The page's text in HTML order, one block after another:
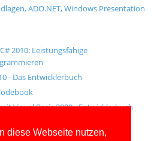
diese Webseite nutzen,
ADO.NET, Windows Presentation
2010: Leistungsfähige
- Das Entwicklerbuch
Visual Basic 2008 - Entwicklerbuch